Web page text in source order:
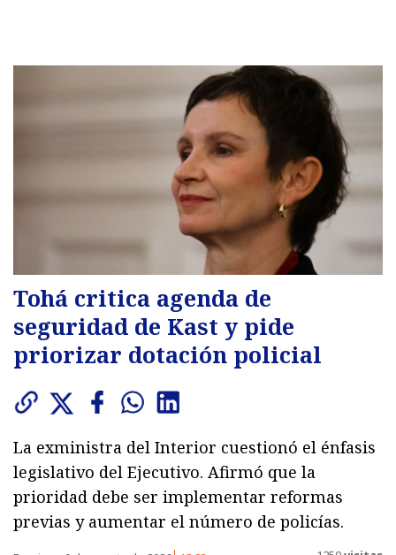
Tohá critica agenda de
seguridad de Kast y pide
priorizar dotación policial
La exministra del Interior cuestionó el énfasis
legislativo del Ejecutivo. Afirmó que la
prioridad debe ser implementar reformas
previas y aumentar el número de policías.